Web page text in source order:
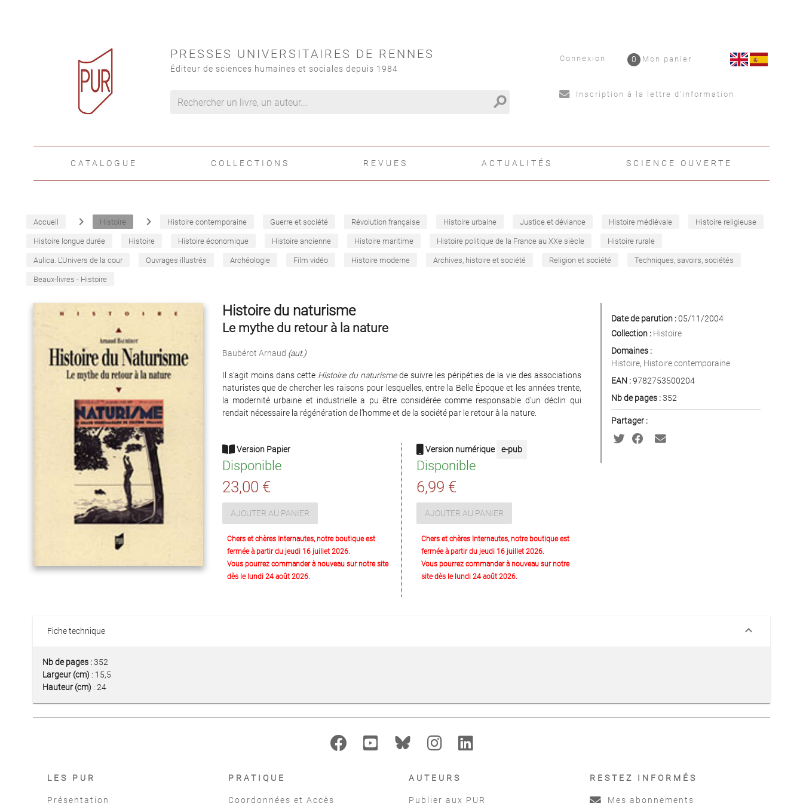
PRESSES UNIVERSITAIRES DE RENNES
Éditeur de sciences humaines et sociales depuis 1984
search
Connexion Mon panier
0
Inscription à la lettre d'information
CATALOGUE COLLECTIONS REVUES ACTUALITÉS SCIENCE OUVERTE
Accueil navigate_next Histoire navigate_next Histoire contemporaine Guerre et société Révolution française Histoire urbaine Justice et déviance Histoire médiévale Histoire religieuse
Histoire longue durée Histoire Histoire économique Histoire ancienne Histoire maritime Histoire politique de la France au XXe siècle Histoire rurale
Aulica. L'Univers de la cour Ouvrages illustrés Archéologie Film vidéo Histoire moderne Archives, histoire et société Religion et société Techniques, savoirs, sociétés
Beaux-livres - Histoire
Histoire du naturisme
Le mythe du retour à la nature
Baubérot Arnaud (aut.)
Il s’agit moins dans cette Histoire du naturismede suivre les péripéties de la vie des associations
naturistes que de chercher les raisons pour lesquelles, entre la Belle Époque et les années trente,
la modernité urbaine et industrielle a pu être considérée comme responsable d’un déclin qui
rendait nécessaire la régénération de l’homme et de la société par le retour à la nature.
Version Papier
Disponible
23,00 €
AJOUTER AU PANIER
Chers et chères Internautes, notre boutique est
fermée à partir du jeudi 16 juillet 2026.
Vous pourrez commander à nouveau sur notre site
dès le lundi 24 août 2026.
Version numérique e-pub
Disponible
6,99 €
AJOUTER AU PANIER
Chers et chères Internautes, notre boutique est
fermée à partir du jeudi 16 juillet 2026.
Vous pourrez commander à nouveau sur notre
site dès le lundi 24 août 2026.
Date de parution :05/11/2004
Collection : Histoire
Domaines :
Histoire, Histoire contemporaine
EAN :9782753500204
Nb de pages :352
Partager :
Fiche technique keyboard_arrow_down
Nb de pages :352
Largeur (cm) : 15,5
Hauteur (cm) : 24
LES PUR
Présentation
PRATIQUE
Coordonnées et Accès
AUTEURS
Publier aux PUR
RESTEZ INFORMÉS
Mes abonnements